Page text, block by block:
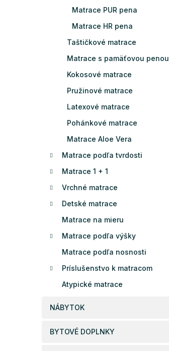
Matrace PUR pena
Matrace HR pena
Taštičkové matrace
Matrace s pamäťovou penou
Kokosové matrace
Pružinové matrace
Latexové matrace
Pohánkové matrace
Matrace Aloe Vera
Matrace podľa tvrdosti
Matrace 1 + 1
Vrchné matrace
Detské matrace
Matrace na mieru
Matrace podľa výšky
Matrace podľa nosnosti
Príslušenstvo k matracom
Atypické matrace
NÁBYTOK
BYTOVÉ DOPLNKY